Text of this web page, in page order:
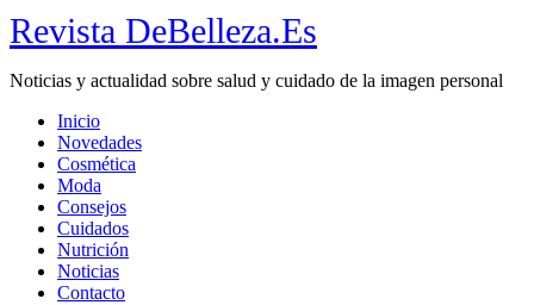
Revista DeBelleza.Es
Noticias y actualidad sobre salud y cuidado de la imagen personal
Inicio
Novedades
Cosmética
Moda
Consejos
Cuidados
Nutrición
Noticias
Contacto